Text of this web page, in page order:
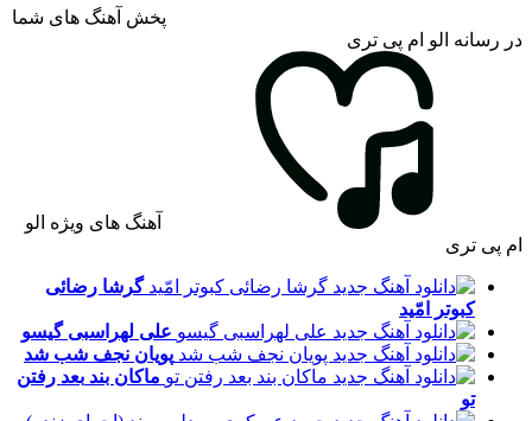
پخش آهنگ های شما
در رسانه الو ام پی تری
آهنگ های ویژه الو
ام پی تری
گرشا رضائی
کبوتر امّید
علی لهراسبیگیسو
پویان نجف شب شد
ماکان بند بعد رفتن
تو